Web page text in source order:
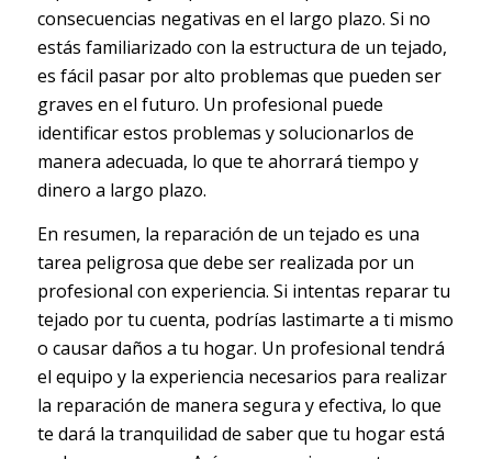
consecuencias negativas en el largo plazo. Si no
estás familiarizado con la estructura de un tejado,
es fácil pasar por alto problemas que pueden ser
graves en el futuro. Un profesional puede
identificar estos problemas y solucionarlos de
manera adecuada, lo que te ahorrará tiempo y
dinero a largo plazo.
En resumen, la reparación de un tejado es una
tarea peligrosa que debe ser realizada por un
profesional con experiencia. Si intentas reparar tu
tejado por tu cuenta, podrías lastimarte a ti mismo
o causar daños a tu hogar. Un profesional tendrá
el equipo y la experiencia necesarios para realizar
la reparación de manera segura y efectiva, lo que
te dará la tranquilidad de saber que tu hogar está